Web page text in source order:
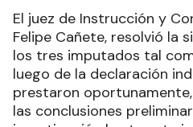
El juez de Instrucción y
Felipe Cañete, resolvió la
los tres imputados tal
luego de la declaración
prestaron
las conclusiones